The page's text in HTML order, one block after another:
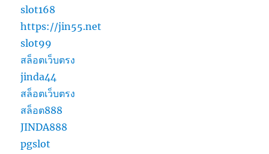
slot168
https://jin55.net
slot99
สล็อตเว็บตรง
jinda44
สล็อตเว็บตรง
สล็อต888
JINDA888
pgslot